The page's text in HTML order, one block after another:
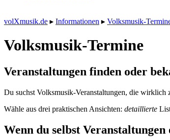
volXmusik.de ▸ Informationen ▸ Volksmusik-
Volksmusik-Termine
Veranstaltungen finden oder
Du suchst Volksmusik-Veranstaltungen, die wirklich
Wähle aus drei praktischen Ansichten: detaillierte
Wenn du selbst